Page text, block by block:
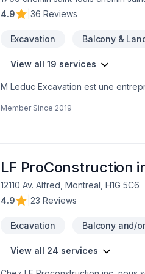
4.9
36 Reviews
Excavation Balcony &
View all 19 services
M Leduc Excavation est une
spécialisons dans la pose de
Member Since 2019
LF ProConstruction
12110 Av. Alfred, Montreal, H1G 5C6
4.9
23 Reviews
Excavation Balcony and/
View all 24 services